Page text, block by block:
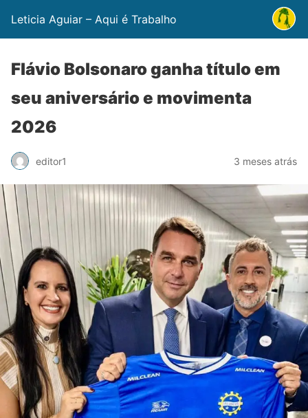
Leticia Aguiar – Aqui é Trabalho
Flávio Bolsonaro ganha título em
seu aniversário e movimenta
2026
editor1 3 meses atrás